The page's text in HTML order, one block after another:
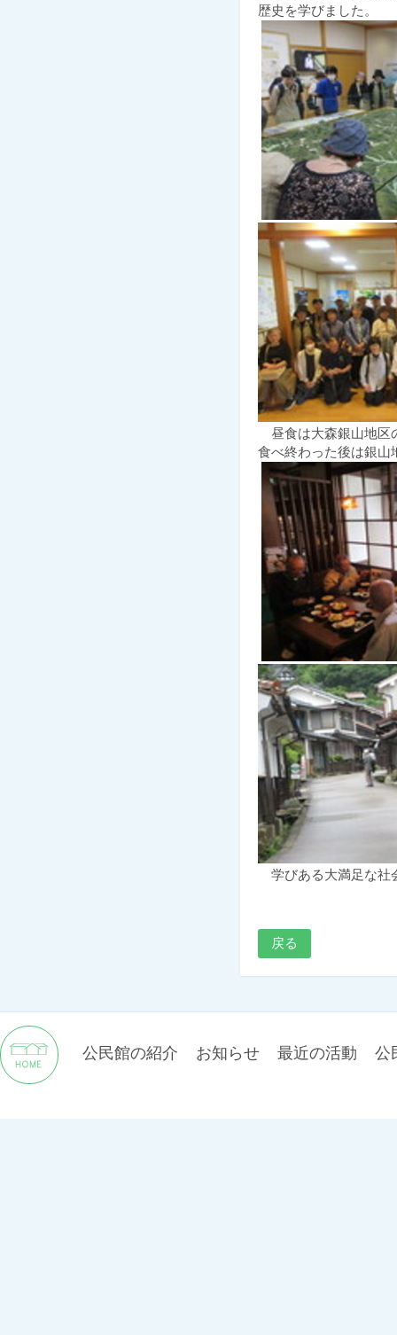
歴史を学びました。
昼食は大森銀山地区
食べ終わった後は銀山
学びある大満足な社
戻る
公民館の紹介 お知らせ 最近の活動 公